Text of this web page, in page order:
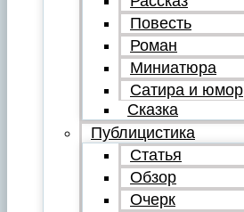
Повесть
Роман
Миниатюра
Сатира и юмор
Сказка
Публицистика
Статья
Обзор
Очерк